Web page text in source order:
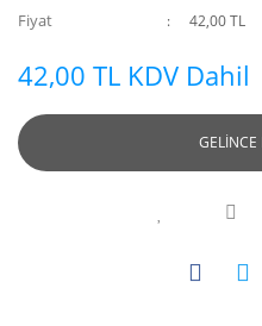
Fiyat 42,00 TL
42,00 TL KDV Dahil
GELİNCE